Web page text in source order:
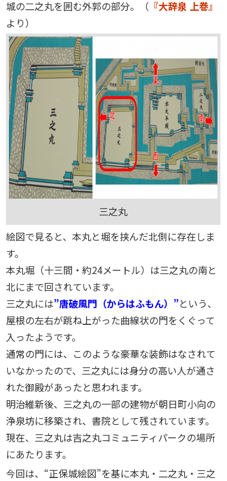
城の二之丸を囲む外郭の部分。（ 『大辞泉 上巻』
より）
三之丸
絵図で見ると、本丸と堀を挟んだ北側に存在しま
す。
本丸堀（十三間・約24メートル）は三之丸の南と
北にまで回されています。
三之丸には”唐破風門（からはふもん）”という、
屋根の左右が跳ね上がった曲線状の門をくぐって
入ったようです。
通常の門には、このような豪華な装飾はなされて
いなかったので、三之丸には身分の高い人が通さ
れた御殿があったと思われます。
明治維新後、三之丸の一部の建物が朝日町小向の
浄泉坊に移築され、書院として残されています。
現在、三之丸は吉之丸コミュニティパークの場所
にあたります。
今回は、“正保城絵図”を基に本丸・二之丸・三之